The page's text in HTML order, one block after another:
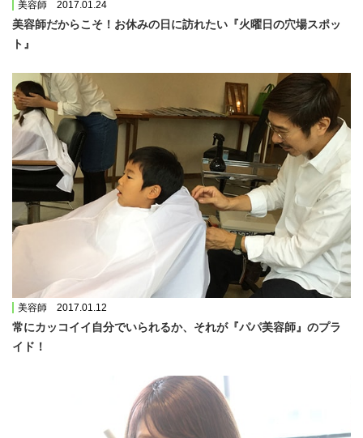
美容師 2017.01.24
美容師だからこそ！お休みの日に訪れたい『火曜日の穴場スポッ
ト』
美容師 2017.01.12
常にカッコイイ自分でいられるか、それが『パパ美容師』のプラ
イド！